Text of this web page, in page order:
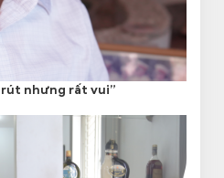
rút nhưng rất vui”